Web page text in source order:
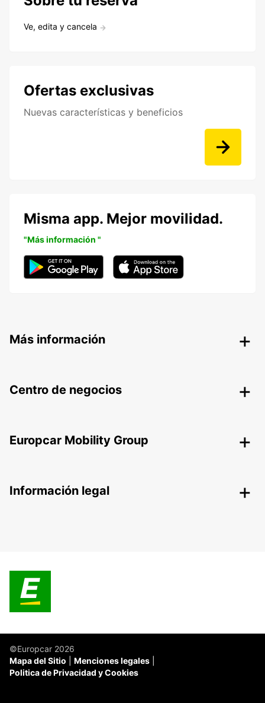
Ve, edita y cancela
Ofertas exclusivas
Nuevas características y beneficios
Misma app. Mejor movilidad.
"Más información "
Más información
Centro de negocios
Europcar Mobility Group
Información legal
©Europcar 2026
Mapa del Sitio
Menciones legales
Politica de Privacidad y Cookies